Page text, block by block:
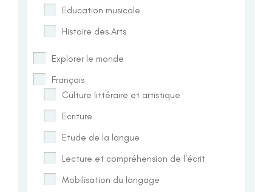
Education musicale
Histoire des Arts
Explorer le monde
Français
Culture littéraire et artistique
Ecriture
Etude de la langue
Lecture et compréhension de l'écrit
Mobilisation du langage